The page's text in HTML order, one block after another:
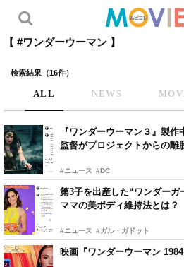
【 #ワンダーウーマン 】
検索結果（16件）
ALL NEWS
『ワンダーウーマン３』製
監督がプロジェクトからの離
#ニュース #DC
第3子を出産した“ワンダー
ママの美ボディ維持法とは？
#ニュース #ガル・ガドット
映画『ワンダーウーマン